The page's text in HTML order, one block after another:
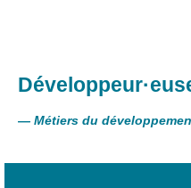
— Métiers du
privée
Formations pour